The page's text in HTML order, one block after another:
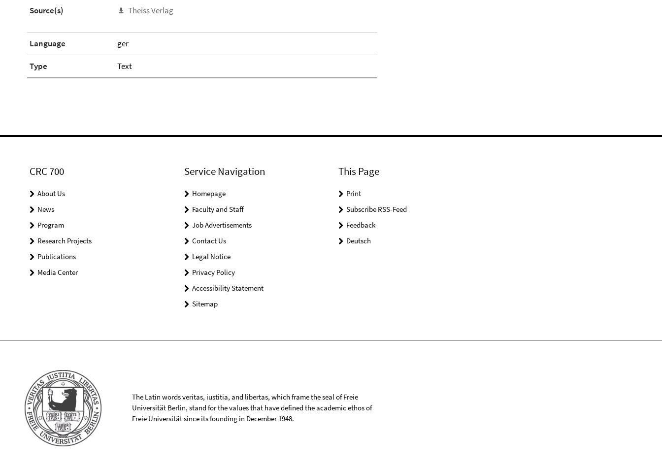
Source(s) Theiss Verlag
Language ger
Type Text
CRC 700
About Us
News
Program
Research Projects
Publications
Media Center
Service Navigation
Homepage
Faculty and Staff
Job Advertisements
Contact Us
Legal Notice
Privacy Policy
Accessibility Statement
Sitemap
This Page
Print
Subscribe RSS-Feed
Feedback
Deutsch
The Latin words veritas, iustitia, and libertas, which frame the seal of Freie
Universität Berlin, stand for the values that have defined the academic ethos of
Freie Universität since its founding in December 1948.